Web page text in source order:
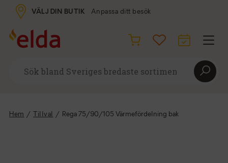
VÄLJ DIN BUTIK Anpassa ditt besök
Hem / Tillval / Rega 75/90/105 Värmefördelning bak